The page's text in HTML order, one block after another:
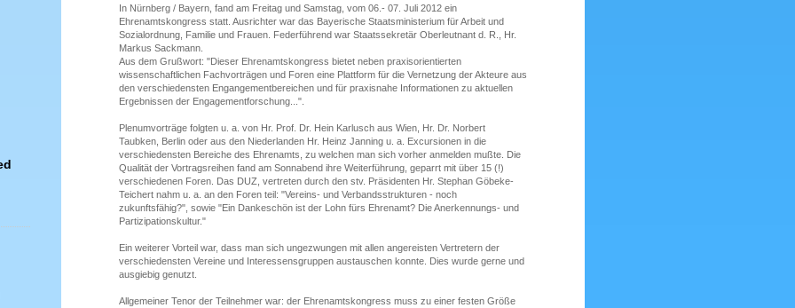
In Nürnberg / Bayern, fand am Freitag und Samstag, vom 06.- 07. Juli 2012 ein
Ehrenamtskongress statt. Ausrichter war das Bayerische Staatsministerium für Arbeit und
Sozialordnung, Familie und Frauen. Federführend war Staatssekretär Oberleutnant d. R., Hr.
Markus Sackmann.
Aus dem Grußwort: "Dieser Ehrenamtskongress bietet neben praxisorientierten
wissenschaftlichen Fachvorträgen und Foren eine Plattform für die Vernetzung der Akteure aus
den verschiedensten Engangementbereichen und für praxisnahe Informationen zu aktuellen
Ergebnissen der Engagementforschung...".
Plenumvorträge folgten u. a. von Hr. Prof. Dr. Hein Karlusch aus Wien, Hr. Dr. Norbert
Taubken, Berlin oder aus den Niederlanden Hr. Heinz Janning u. a. Excursionen in die
verschiedensten Bereiche des Ehrenamts, zu welchen man sich vorher anmelden mußte. Die
Qualität der Vortragsreihen fand am Sonnabend ihre Weiterführung, geparrt mit über 15 (!)
verschiedenen Foren. Das DUZ, vertreten durch den stv. Präsidenten Hr. Stephan Göbeke-
Teichert nahm u. a. an den Foren teil: "Vereins- und Verbandsstrukturen - noch
zukunftsfähig?", sowie "Ein Dankeschön ist der Lohn fürs Ehrenamt? Die Anerkennungs- und
Partizipationskultur."
Ein weiterer Vorteil war, dass man sich ungezwungen mit allen angereisten Vertretern der
verschiedensten Vereine und Interessensgruppen austauschen konnte. Dies wurde gerne und
ausgiebig genutzt.
Allgemeiner Tenor der Teilnehmer war: der Ehrenamtskongress muss zu einer festen Größe